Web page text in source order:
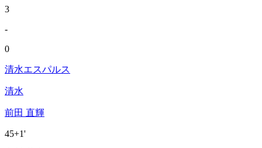
3
-
0
清水エスパルス
清水
前田 直輝
45+1'